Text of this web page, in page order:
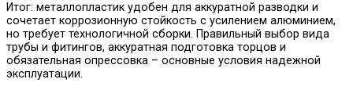
Итог: металлопластик удобен для аккуратной разводки и
сочетает коррозионную стойкость с усилением алюминием,
но требует технологичной сборки. Правильный выбор вида
трубы и фитингов, аккуратная подготовка торцов и
обязательная опрессовка – основные условия надежной
эксплуатации.